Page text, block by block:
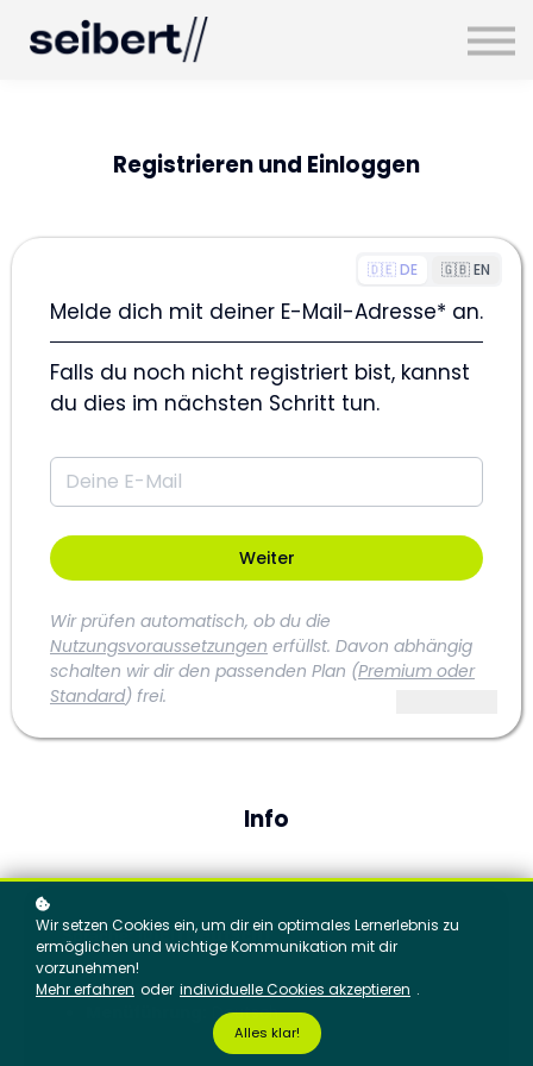
Registrieren und Einloggen
Info
Sprache: 🇩🇪(Deutsch)
Kurssprachen:Deutsch, Englisch
Deutsch
Wir setzen Cookies ein, um dir ein optimales Lernerlebnis zu
ermöglichen und wichtige Kommunikation mit dir
vorzunehmen!
Mehr erfahren oder individuelle Cookies akzeptieren .
Alles klar!